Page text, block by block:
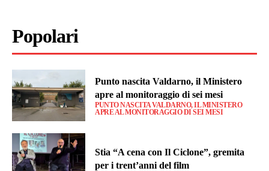
Popolari
Punto nascita Valdarno, il Ministero
apre al monitoraggio di sei mesi
PUNTO NASCITA VALDARNO, IL MINISTERO
APRE AL MONITORAGGIO DI SEI MESI
Stia “A cena con Il Ciclone”, gremita
per i trent’anni del film